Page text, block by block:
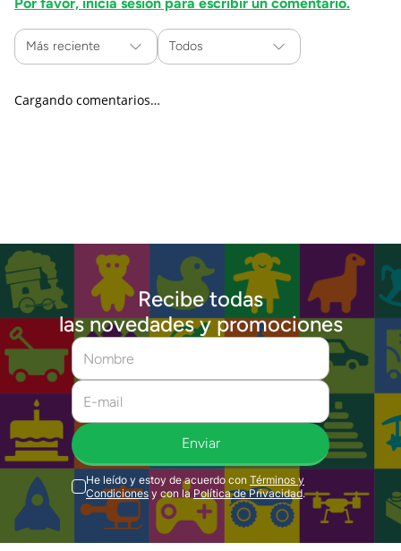
Más reciente Todos
Cargando comentarios…
Recibe todas
las novedades y promociones
Enviar
He leído y estoy de acuerdo con Términos y
Condiciones y con la Política de Privacidad.